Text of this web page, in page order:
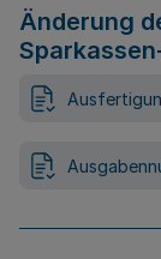
Änderung